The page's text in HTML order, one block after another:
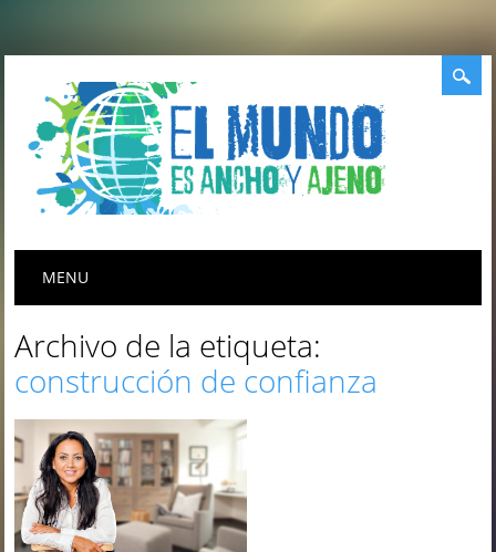
Menú principal
MENU
Archivo de la etiqueta:
construcción de confianza